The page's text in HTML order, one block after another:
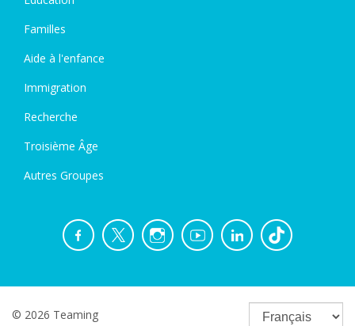
Familles
Aide à l'enfance
Immigration
Recherche
Troisième Âge
Autres Groupes
© 2026 Teaming